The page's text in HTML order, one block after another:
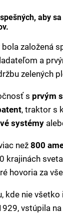
aby
založená
a
zelených
s prvým
, traktor s
systémy
než800
krajinách
hovoria za
nie
vstúpila